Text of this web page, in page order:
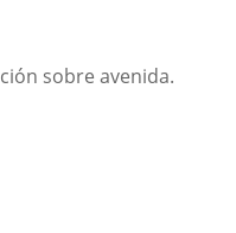
sobre avenida.